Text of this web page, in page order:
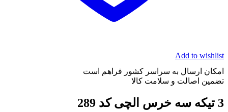
Add to wishlist
امکان ارسال به سراسر کشور فراهم است
تضمین اصالت و سلامت کالا
3 تیکه سه خرس الچی کد 289